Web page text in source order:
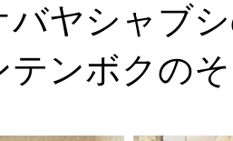
バヤシャブ
テンボクの